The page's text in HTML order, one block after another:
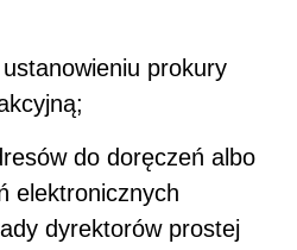
prokury
do doręczeń albo
elektronicznych
dyrektorów prostej